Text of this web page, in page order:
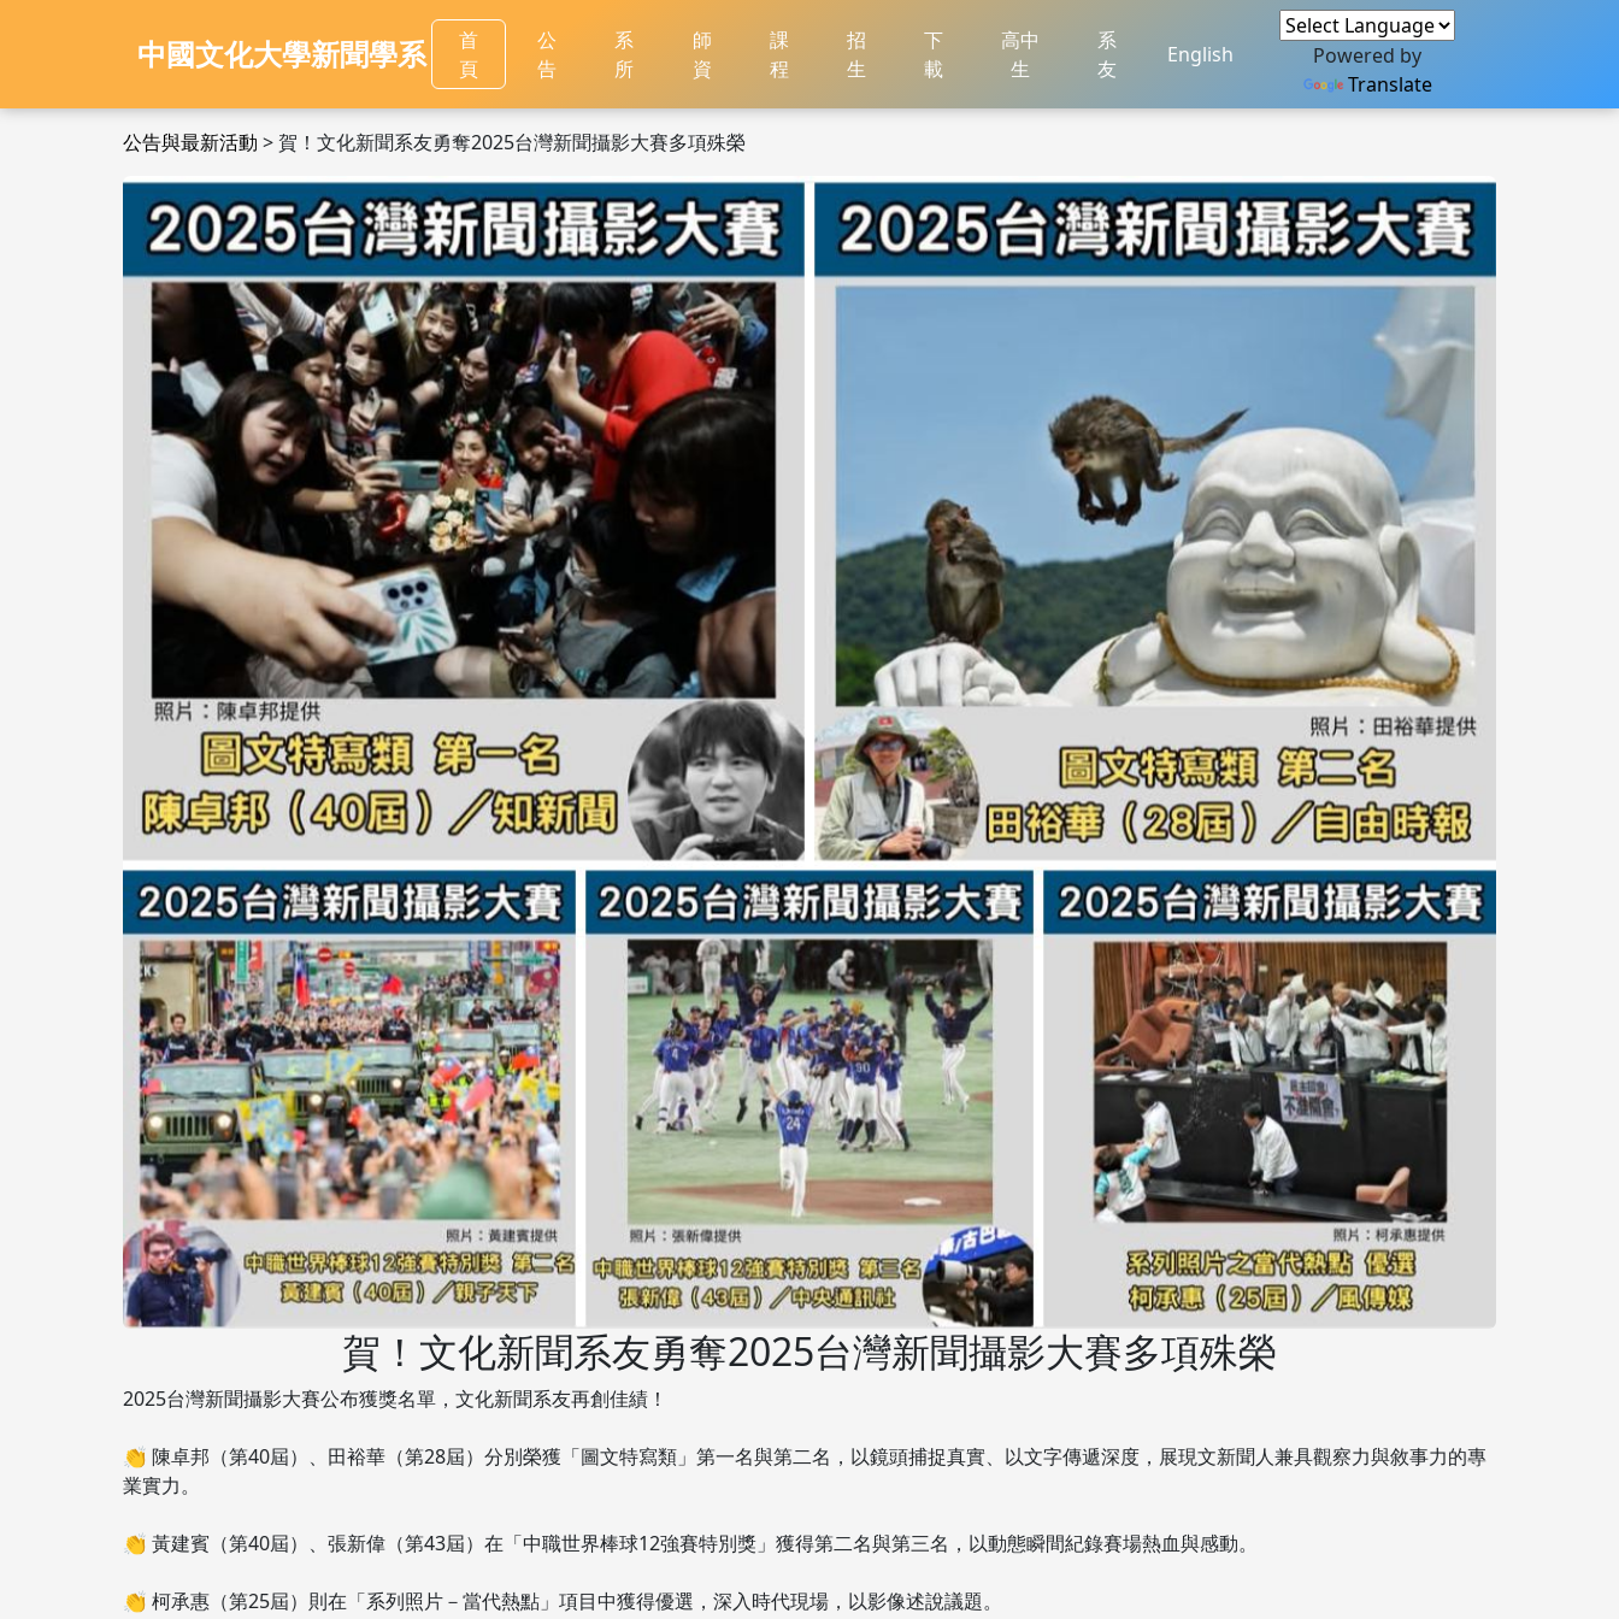
中國文化大學新聞學系
首
頁
公
告
系
所
師
資
課
程
招
生
下
載
高中
生
系
友
English
Powered by
Translate
公告與最新活動 > 賀！文化新聞系友勇奪2025台灣新聞攝影大賽多項殊榮
賀！文化新聞系友勇奪2025台灣新聞攝影大賽多項殊榮
2025台灣新聞攝影大賽公布獲獎名單，文化新聞系友再創佳績！
👏 陳卓邦（第40屆）、田裕華（第28屆）分別榮獲「圖文特寫類」第一名與第二名，以鏡頭捕捉真實、以文字傳遞深度，展現文新聞人兼具觀察力與敘事力的專
業實力。
👏 黃建賓（第40屆）、張新偉（第43屆）在「中職世界棒球12強賽特別獎」獲得第二名與第三名，以動態瞬間紀錄賽場熱血與感動。
👏 柯承惠（第25屆）則在「系列照片－當代熱點」項目中獲得優選，深入時代現場，以影像述說議題。